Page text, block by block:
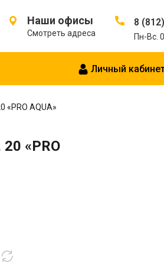
Наши офисы
Смотреть адреса
8
Пн-Вс.
Личный
«PRO AQUA»
«PRO